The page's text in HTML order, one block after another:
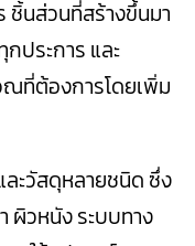
ชิ้นส่วนที่สร้างขึ้นมา
ประการ และ
ณที่ต้องการโดยเพิ่ม
ะวัสดุหลายชนิด ซึ่ง
ผิวหนัง ระบบทาง